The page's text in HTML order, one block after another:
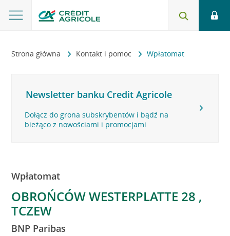
Strona główna Kontakt i pomoc Wpłatomat
Newsletter banku Credit Agricole
Dołącz do grona subskrybentów i bądź na
bieżąco z nowościami i promocjami
Wpłatomat
OBROŃCÓW WESTERPLATTE 28 ,
TCZEW
BNP Paribas